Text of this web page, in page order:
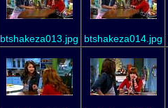
btshakeza013.jpg btshakeza014.jpg